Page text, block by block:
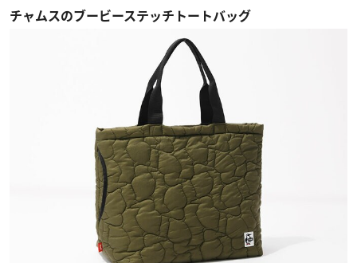
チャムスのブービーステッチトートバッグ